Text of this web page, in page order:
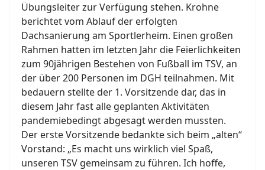
Übungsleiter zur Verfügung stehen. Krohne
berichtet vom Ablauf der erfolgten
Dachsanierung am Sportlerheim. Einen großen
Rahmen hatten im letzten Jahr die Feierlichkeiten
zum 90jährigen Bestehen von Fußball im TSV, an
der über 200 Personen im DGH teilnahmen. Mit
bedauern stellte der 1. Vorsitzende dar, das in
diesem Jahr fast alle geplanten Aktivitäten
pandemiebedingt abgesagt werden mussten.
Der erste Vorsitzende bedankte sich beim „alten“
Vorstand: „Es macht uns wirklich viel Spaß,
unseren TSV gemeinsam zu führen. Ich hoffe,